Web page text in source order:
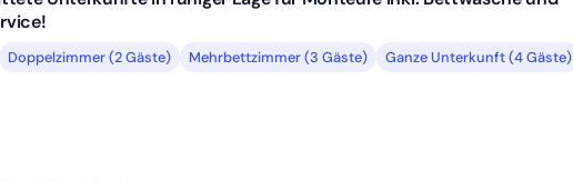
Doppelzimmer (2 Gäste) Mehrbettzimmer (3 Gäste) Ganze Unterkunft (4 Gäste)